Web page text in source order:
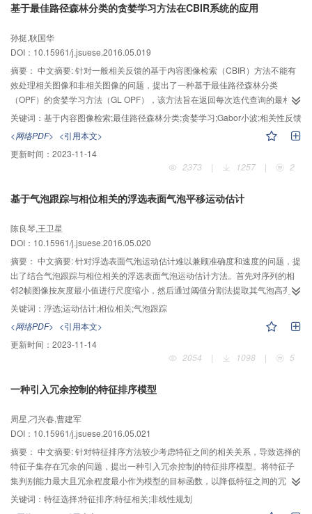
基于最佳路径森林分类的贪婪学习方法在CBIR系统的应用
孙挺,耿国华
DOI：10.15961/j.jsuese.2016.05.019
摘要： 中文摘要: 针对一般相关反馈的基于内容图像检索（CBIR）方法不能有
效处理相关图像和非相关图像的问题，提出了一种基于最佳路径森林分类
（OPF）的贪婪学习方法（GL OPF），该方法旨在返回每次迭代查询的最相关
图像。首先，查询图像和数据集图像通过Gabor小波变换提取特征向量；然后，
通过GL OPF主动学习方法获得图像关联性反馈，生成标记训练集；最后，标记
训练集通过OPF分类器进一步评估形成相关性和非相关性原型集，每次迭代都
会返回查询的最相关图像。3个公开图像数据集Caltch101、Corel和Pascal上的
实验验证了本文方法的有效性。实验结果表明，在3个数据集中，迭代8次时，
间和查询时间与OPF几乎相同，很大程度改进了OPF方法。
关键词： 基于内容图像检索;最佳路径森林分类;贪婪学习;Gabor小波;相关性反馈
<网络PDF> <引用本文>
更新时间： 2023-11-14
2373
| 1257 | 2
基于气泡跟踪与相位相关的浮选表面气泡平移运动估计
陈良琴,王卫星
DOI：10.15961/j.jsuese.2016.05.020
摘要： 中文摘要: 针对浮选表面气泡运动估计难以兼顾准确度和速度的问题，提
出了结合气泡跟踪与相位相关的浮选表面气泡运动估计方法。首先对序列的相
邻2帧图像按灰度最小值进行尺度缩小，然后通过阈值分割法提取其气泡高亮区
域以完成气泡跟踪，最后采用相位相关法得到气泡平移运动信息。同时提出一
种分块相位相关法用于进一步获取各个气泡子区域的运动特征。多组运动估计
仿真测试证实了算法的有效性和准确度。铅锌浮选厂的现场实验结果表明，算
法能快速地获取气泡运动矢量，分块相位相关法能够提供各子块的运动特征。
浮选各槽的气泡运动曲线数据表明：每个浮选槽表面气泡的平移运动均表现出
线具有类似的分布规律；保持一定程度的气泡运动紊乱性有助于提高精矿的品
关键词： 浮选;运动估计;相位相关;气泡跟踪
<网络PDF> <引用本文>
更新时间： 2023-11-14
2054
| 1098 | 5
一种引入冗余控制的特征排序模型
周星,刁兴春,曹建军
DOI：10.15961/j.jsuese.2016.05.021
摘要： 中文摘要: 针对特征排序方法较少考虑特征之间的相关关系，导致选择的
特征子集存在冗余的问题，提出一种引入冗余控制的特征排序模型。将特征子
集判别能力最大且冗余程度最小作为模型的目标函数，以降低特征之间的冗
余；使用贪心方法和非线性规划方法对模型进行求解。在9个开源数据上的实验
及与特征排序方法比较表明，本模型在大部分数据上，所选择的特征子集能够
关键词： 特征选择;特征排序;特征相关;非线性规划